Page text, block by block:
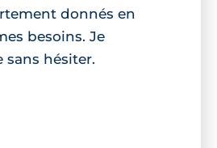
donnés en
besoins. Je
sans hésiter.